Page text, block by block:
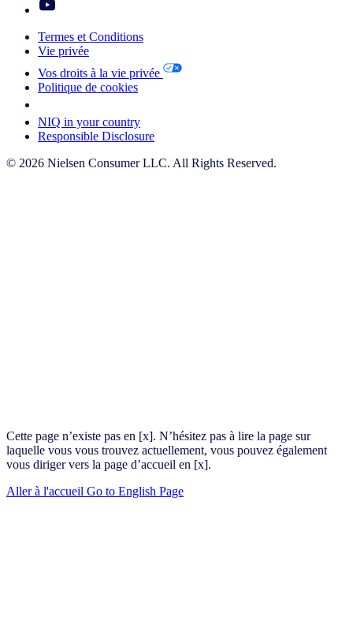
Termes et Conditions
Vie privée
Vos droits à la vie privée
Politique de cookies
NIQ in your country
Responsible Disclosure
© 2026 Nielsen Consumer LLC. All Rights Reserved.
Cette page n’existe pas en [x]. N’hésitez pas à lire la page sur
laquelle vous vous trouvez actuellement, vous pouvez également
vous diriger vers la page d’accueil en [x].
Aller à l'accueil Go to English Page